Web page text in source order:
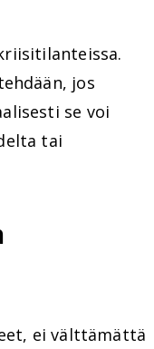
jos
se voi
tai
ei välttämättä